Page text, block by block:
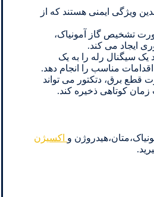
ویژگی ایمنی هستند که از
تشخیص گاز آمونیاک،
ایجاد می کند.
یک سیگنال رله را به یک
مناسب را انجام دهد.
برق، دتکتور می تواند
زمان کوتاهی ذخیره کند.
و اکسیژن